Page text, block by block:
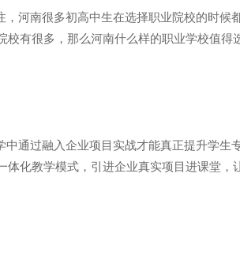
河南很多初高中生在选择职业院校的时候
校有很多，那么河南什么样的职业学校值得
通过融入企业项目实战才能真正提升学生
体化教学模式，引进企业真实项目进课堂，